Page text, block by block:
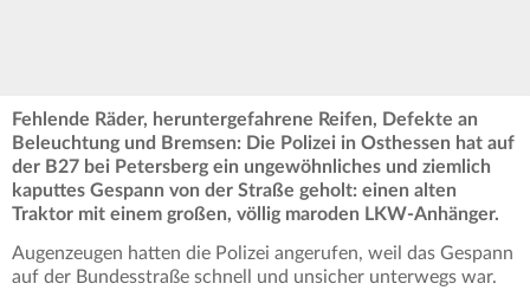
Fehlende Räder, heruntergefahrene Reifen, Defekte an
Beleuchtung und Bremsen: Die Polizei in Osthessen hat auf
der B27 bei Petersberg ein ungewöhnliches und ziemlich
kaputtes Gespann von der Straße geholt: einen alten
Traktor mit einem großen, völlig maroden LKW-Anhänger.
Augenzeugen hatten die Polizei angerufen, weil das Gespann
auf der Bundesstraße schnell und unsicher unterwegs war.